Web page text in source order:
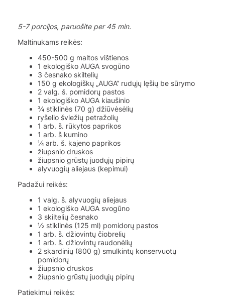
5-7 porcijos, paruošite per 45 min.
Maltinukams reikės:
450-500 g maltos vištienos
1 ekologiško AUGA svogūno
3 česnako skiltelių
150 g ekologiškų „AUGA“ rudųjų lęšių be sūrymo
2 valg. š. pomidorų pastos
1 ekologiško AUGA kiaušinio
¾ stiklinės (70 g) džiūvėsėlių
ryšelio šviežių petražolių
1 arb. š. rūkytos paprikos
1 arb. š kumino
¼ arb. š. kajeno paprikos
žiupsnio druskos
žiupsnio grūstų juodųjų pipirų
alyvuogių aliejaus (kepimui)
Padažui reikės:
1 valg. š. alyvuogių aliejaus
1 ekologiško AUGA svogūno
3 skiltelių česnako
½ stiklinės (125 ml) pomidorų pastos
1 arb. š. džiovintų čiobrelių
1 arb. š. džiovintų raudonėlių
2 skardinių (800 g) smulkintų konservuotų
pomidorų
žiupsnio druskos
žiupsnio grūstų juodųjų pipirų
Patiekimui reikės: